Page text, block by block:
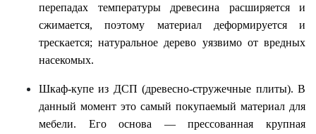
перепадах температуры древесина расширяется и
сжимается, поэтому материал деформируется и
трескается; натуральное дерево уязвимо от вредных
насекомых.
Шкаф-купе из ДСП(древесно-стружечные плиты). В
данный момент это самый покупаемый материал для
мебели. Его основа — прессованная крупная